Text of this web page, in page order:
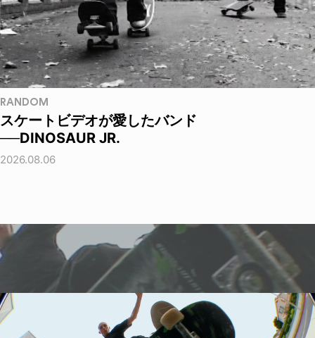
RANDOM
スケートビデオが愛したバンド
──DINOSAUR JR.
2026.08.06